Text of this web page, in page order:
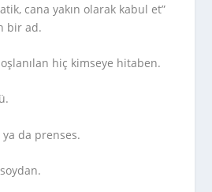
cana yakın olarak kabul et”
bir ad.
hiç kimseye hitaben.
da prenses.